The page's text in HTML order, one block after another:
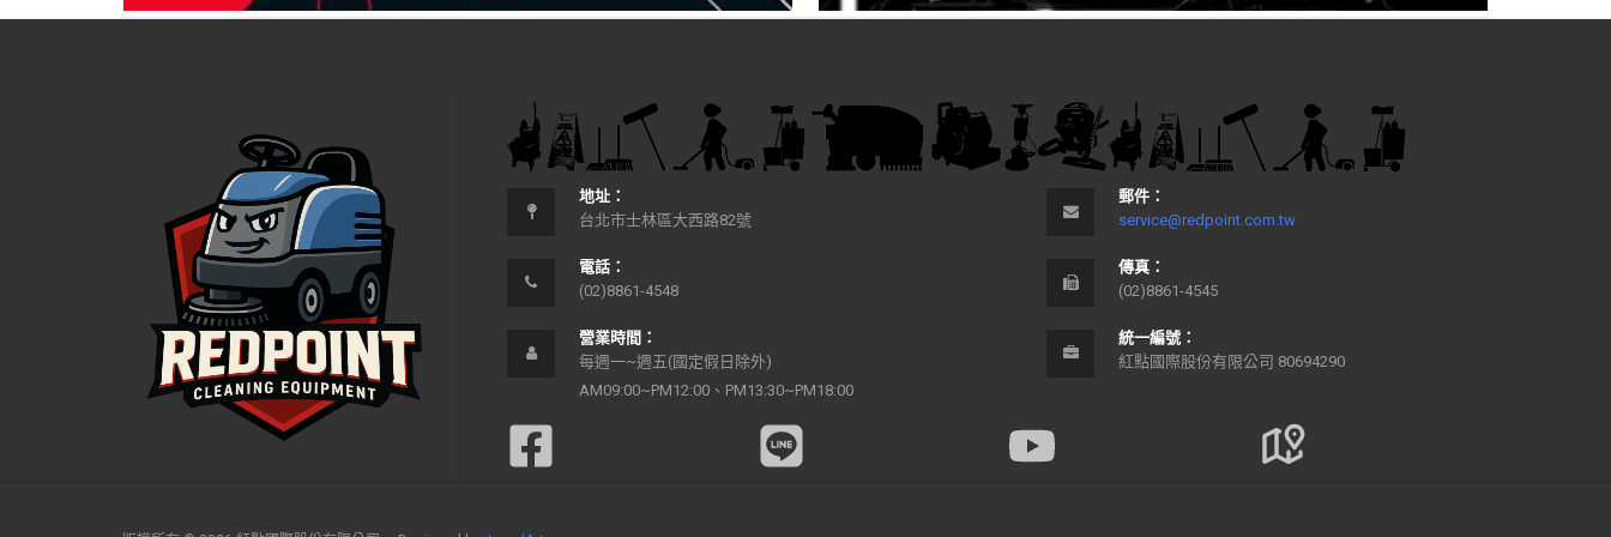
地址：
台北市士林區大西路82號
電話：
(02)8861-4548
營業時間：
每週一~週五(國定假日除外)
AM09:00~PM12:00、PM13:30~PM18:00
郵件：
service@redpoint.com.tw
傳真：
(02)8861-4545
統一編號：
紅點國際股份有限公司 80694290